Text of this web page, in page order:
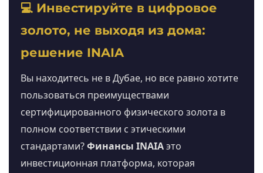
💻 Инвестируйте в цифровое
золото, не выходя из дома:
решение INAIA
Вы находитесь не в Дубае, но все равно хотите
пользоваться преимуществами
сертифицированного физического золота в
полном соответствии с этическими
стандартами?Финансы INAIAэто
инвестиционная платформа, которая